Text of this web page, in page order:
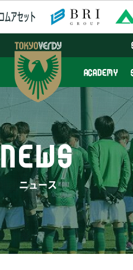
ACADEMY
NEWS
ニュース